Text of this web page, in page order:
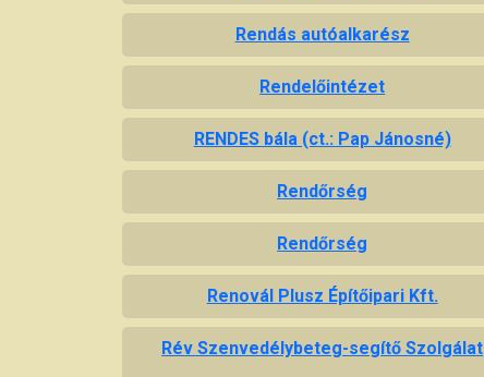
Rendás autóalkarész
Rendelőintézet
RENDES bála (ct.: Pap Jánosné)
Rendőrség
Rendőrség
Renovál Plusz Építőipari Kft.
Rév Szenvedélybeteg-segítő Szolgálat